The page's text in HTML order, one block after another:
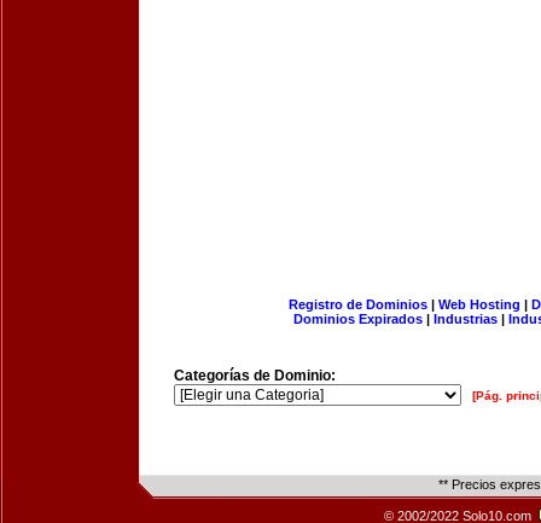
Registro de Dominios| Web Hosting |
Dominios Expirados | Industrias |
Categorías de Dominio:
[Pág.
** Precios
© 2002/2022 Solo10.com